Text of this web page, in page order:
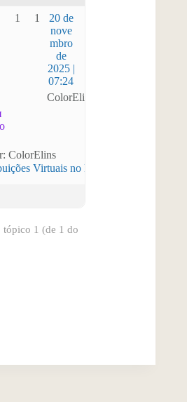
ColorElins
Virtuais no Plano Nacional
1 1
20 de
nove
mbro
de
2025 |
07:24
ColorElins
tópico 1 (de 1 do